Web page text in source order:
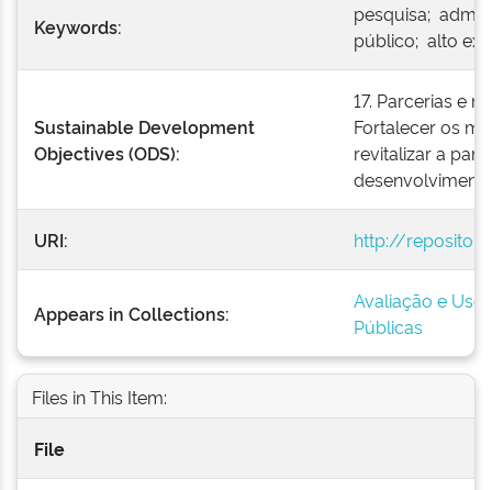
Keywords:
pesquisa;
público; alto
Sustainable Development
Objectives (ODS):
17. Parcerias e
Fortalecer os
revitalizar a
URI: http://
Appears in Collections:
Avaliação e Uso
Públicas
Files in This Item:
File